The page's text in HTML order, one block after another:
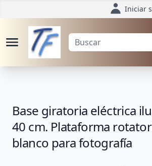
Iniciar
Base giratoria eléctrica
40 cm. Plataforma
blanco para fotografía